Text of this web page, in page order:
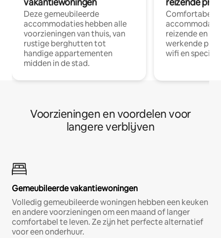
vakantiewoningen
Deze gemeubileerde
accommodaties hebben alle
voorzieningen van thuis, van
rustige berghutten tot
handige appartementen
midden in de stad.
reizende
Comfortabele
reizende en
werkende
wifi en
Voorzieningen en voordelen voor
langere verblijven
Gemeubileerde vakantiewoningen
Volledig gemeubileerde woningen hebben een keuken
en andere voorzieningen om een maand of langer
comfortabel te leven. Ze zijn het perfecte alternatief
voor een onderhuur.